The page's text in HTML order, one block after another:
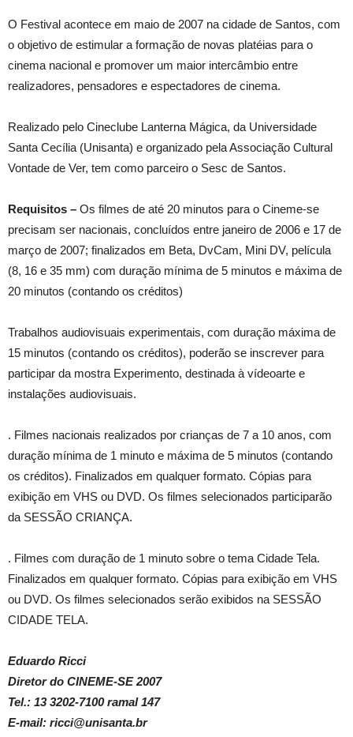
O Festival acontece em maio de 2007 na cidade de Santos, com
o objetivo de estimular a formação de novas platéias para o
cinema nacional e promover um maior intercâmbio entre
realizadores, pensadores e espectadores de cinema.
Realizado pelo Cineclube Lanterna Mágica, da Universidade
Santa Cecília (Unisanta) e organizado pela Associação Cultural
Vontade de Ver, tem como parceiro o Sesc de Santos.
Requisitos – Os filmes de até 20 minutos para o Cineme-se
precisam ser nacionais, concluídos entre janeiro de 2006 e 17 de
março de 2007; finalizados em Beta, DvCam, Mini DV, película
(8, 16 e 35 mm) com duração mínima de 5 minutos e máxima de
20 minutos (contando os créditos)
Trabalhos audiovisuais experimentais, com duração máxima de
15 minutos (contando os créditos), poderão se inscrever para
participar da mostra Experimento, destinada à vídeoarte e
instalações audiovisuais.
. Filmes nacionais realizados por crianças de 7 a 10 anos, com
duração mínima de 1 minuto e máxima de 5 minutos (contando
os créditos). Finalizados em qualquer formato. Cópias para
exibição em VHS ou DVD. Os filmes selecionados participarão
da SESSÃO CRIANÇA.
. Filmes com duração de 1 minuto sobre o tema Cidade Tela.
Finalizados em qualquer formato. Cópias para exibição em VHS
ou DVD. Os filmes selecionados serão exibidos na SESSÃO
CIDADE TELA.
Eduardo Ricci
Diretor do CINEME-SE 2007
Tel.: 13 3202-7100 ramal 147
E-mail: ricci@unisanta.br